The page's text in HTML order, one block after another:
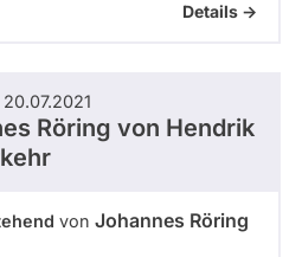
Details ->
Röring von Hendrik
von Johannes Röring